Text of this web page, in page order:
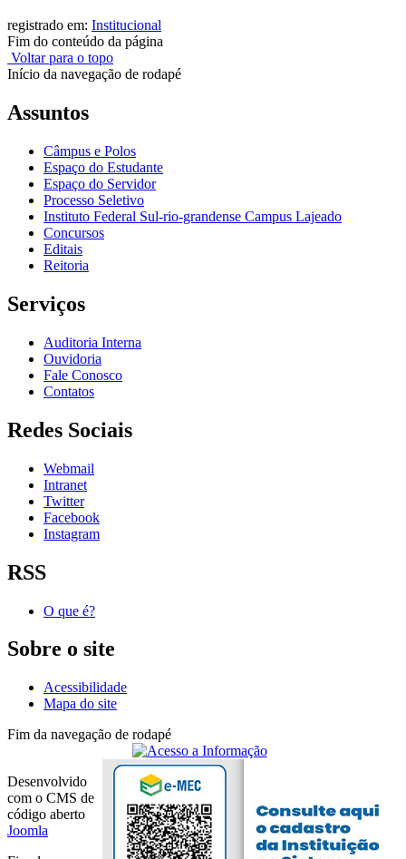
registrado em: Institucional
Fim do conteúdo da página
Voltar para o topo
Início da navegação de rodapé
Assuntos
Câmpus e Polos
Espaço do Estudante
Espaço do Servidor
Processo Seletivo
Instituto Federal Sul-rio-grandense Campus Lajeado
Concursos
Editais
Reitoria
Serviços
Auditoria Interna
Ouvidoria
Fale Conosco
Contatos
Redes Sociais
Webmail
Intranet
Twitter
Facebook
Instagram
RSS
O que é?
Sobre o site
Acessibilidade
Mapa do site
Fim da navegação de rodapé
Desenvolvido
com o CMS de
código aberto
Joomla